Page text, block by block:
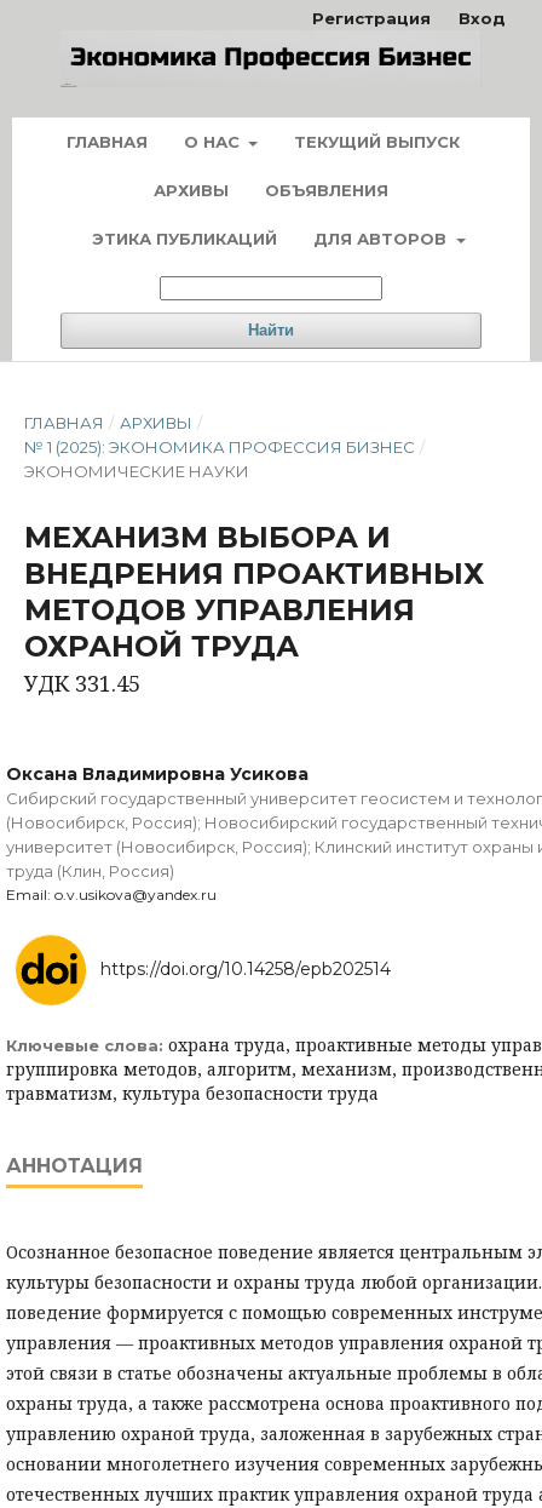
ГЛАВНАЯ О НАС ТЕКУЩИЙ ВЫПУСК
АРХИВЫ ОБЪЯВЛЕНИЯ
ЭТИКА ПУБЛИКАЦИЙ ДЛЯ АВТОРОВ
Найти
Регистрация Вход
ГЛАВНАЯ / АРХИВЫ /
№ 1 (2025): ЭКОНОМИКА ПРОФЕССИЯ БИЗНЕС /
ЭКОНОМИЧЕСКИЕ НАУКИ
МЕХАНИЗМ ВЫБОРА И
ВНЕДРЕНИЯ ПРОАКТИВНЫХ
МЕТОДОВ УПРАВЛЕНИЯ
ОХРАНОЙ ТРУДА
УДК 331.45
Оксана Владимировна Усикова
Сибирский государственный университет геосистем и
(Новосибирск, Россия); Новосибирский государственный
университет (Новосибирск, Россия); Клинский институт охраны
труда (Клин, Россия)
Email: o.v.usikova@yandex.ru
https://doi.org/10.14258/epb202514
Ключевые слова: охрана труда, проактивные методы
группировка методов, алгоритм, механизм,
травматизм, культура безопасности труда
АННОТАЦИЯ
Осознанное безопасное поведение является центральным
культуры безопасности и охраны труда любой
поведение формируется с помощью современных
управления — проактивных методов управления охраной
этой связи в статье обозначены актуальные проблемы в
охраны труда, а также рассмотрена основа проактивного
управлению охраной труда, заложенная в зарубежных
основании многолетнего изучения современных
отечественных лучших практик управления охраной труда